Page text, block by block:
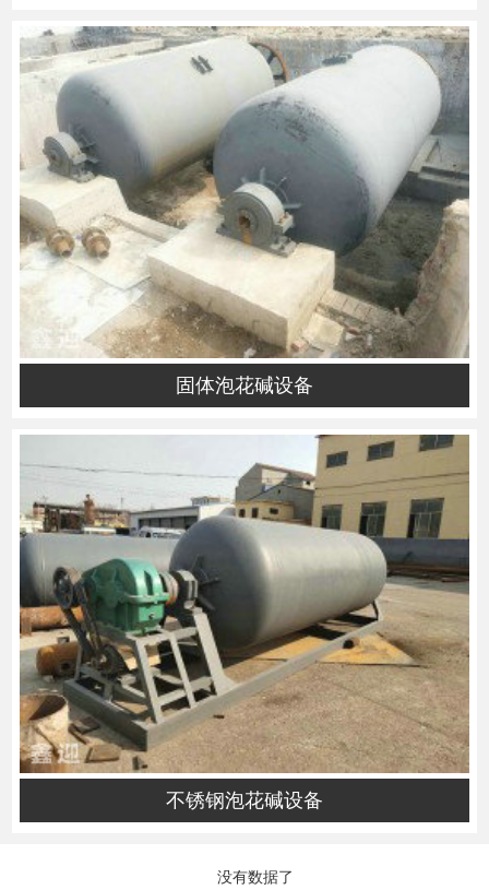
固体泡花碱设备
不锈钢泡花碱设备
没有数据了